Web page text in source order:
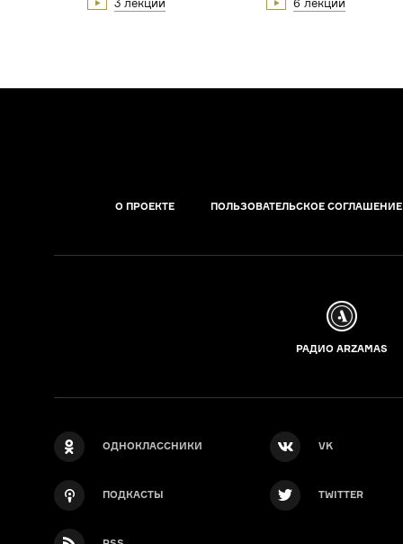
О ПРОЕКТЕ ПОЛЬЗОВАТЕЛЬСКОЕ СОГЛАШЕНИЕ
РАДИО ARZAMAS
ОДНОКЛАССНИКИ VK
ПОДКАСТЫ TWITTER